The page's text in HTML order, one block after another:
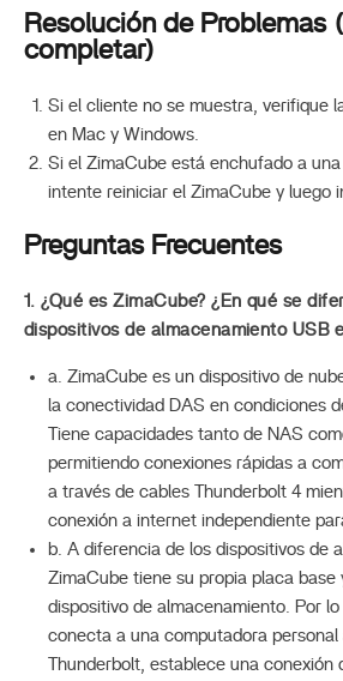
Resolución de Problemas
completar)
Si el cliente no se muestra, verifique
en Mac y Windows.
Si el ZimaCube está enchufado a
intente reiniciar el ZimaCube y luego
Preguntas Frecuentes
1. ¿Qué es ZimaCube? ¿En qué se
dispositivos de almacenamiento USB
a. ZimaCube es un dispositivo de
la conectividad DAS en condiciones
Tiene capacidades tanto de NAS
permitiendo conexiones rápidas a
a través de cables Thunderbolt 4
conexión a internet independiente
b. A diferencia de los dispositivos de
ZimaCube tiene su propia placa base
dispositivo de almacenamiento. Por
conecta a una computadora
Thunderbolt, establece una conexión